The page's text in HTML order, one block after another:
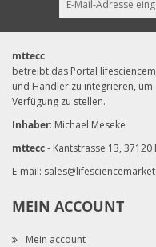
mttecc
betreibt das Portal
und Händler zu integrieren,
Verfügung zu stellen.
Inhaber: Michael Meseke
mttecc- Kantstrasse 13,
E-mail:
MEIN ACCOUNT
Mein account